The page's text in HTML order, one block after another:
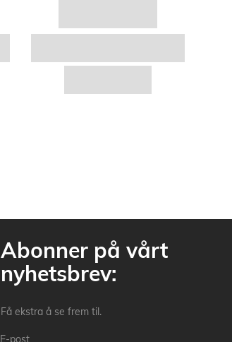
Abonner på vårt
nyhetsbrev:
Få ekstra å se frem til.
E-post